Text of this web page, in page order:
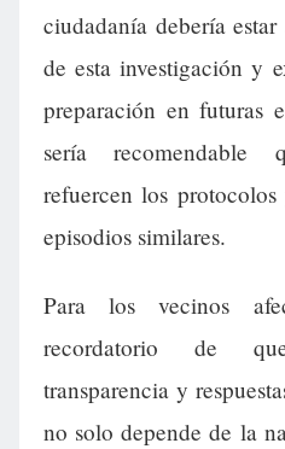
ciudadanía debería
de esta investigación y
preparación en futuras
sería recomendable
refuercen los
episodios similares.
Para los vecinos
recordatorio de
transparencia y
no solo depende de la